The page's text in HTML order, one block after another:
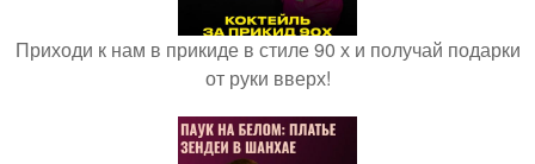
Приходи к нам в прикиде в стиле 90 х и получай подарки
от руки вверх!